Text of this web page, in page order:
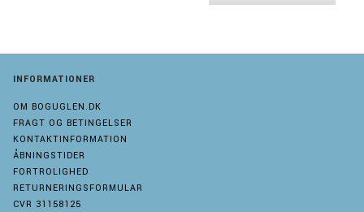
INFORMATIONER
OM BOGUGLEN.DK
FRAGT OG BETINGELSER
KONTAKTINFORMATION
ÅBNINGSTIDER
FORTROLIGHED
RETURNERINGSFORMULAR
CVR 31158125